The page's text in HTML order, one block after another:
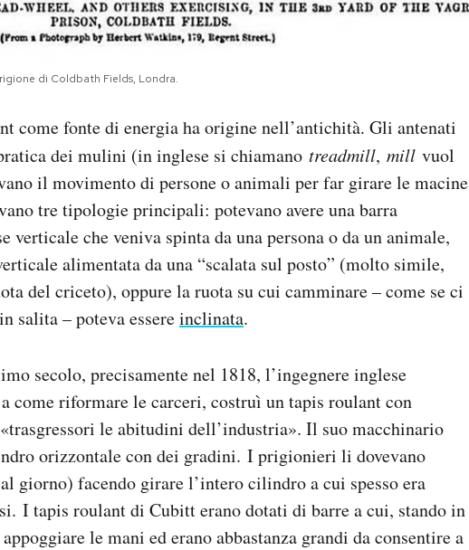
di Coldbath Fields, Londra.
come fonte di energia ha origine nell’antichità. Gli antenati
dei mulini (in inglese si chiamano treadmill, mill vuol
il movimento di persone o animali per far girare le macine
tre tipologie principali: potevano avere una barra
verticale che veniva spinta da una persona o da un animale,
alimentata da una “scalata sul posto” (molto simile,
del criceto), oppure la ruota su cui camminare – come se ci
salita – poteva essereinclinata.
secolo, precisamente nel 1818, l’ingegnere inglese
come riformare le carceri, costruì un tapis roulant con
le abitudini dell’industria». Il suo macchinario
orizzontale con dei gradini. I prigionieri li dovevano
giorno) facendo girare l’intero cilindro a cui spesso era
I tapis roulant di Cubitt erano dotati di barre a cui, stando in
le mani ed erano abbastanza grandi da consentire a